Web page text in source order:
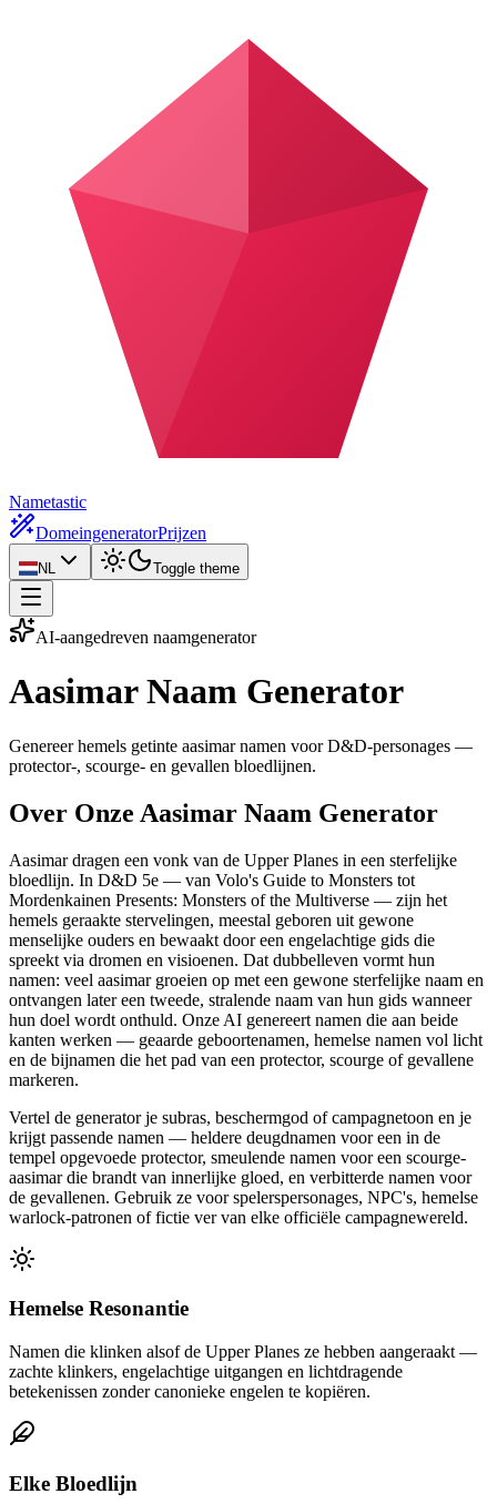
Nametastic
DomeingeneratorPrijzen
NL Toggle theme
AI-aangedreven naamgenerator
Aasimar Naam Generator
Genereer hemels getinte aasimar namen voor D&D-personages —
protector-, scourge- en gevallen bloedlijnen.
Over Onze Aasimar Naam Generator
Aasimar dragen een vonk van de Upper Planes in een sterfelijke
bloedlijn. In D&D 5e — van Volo's Guide to Monsters tot
Mordenkainen Presents: Monsters of the Multiverse — zijn het
hemels geraakte stervelingen, meestal geboren uit gewone
menselijke ouders en bewaakt door een engelachtige gids die
spreekt via dromen en visioenen. Dat dubbelleven vormt hun
namen: veel aasimar groeien op met een gewone sterfelijke naam en
ontvangen later een tweede, stralende naam van hun gids wanneer
hun doel wordt onthuld. Onze AI genereert namen die aan beide
kanten werken — geaarde geboortenamen, hemelse namen vol licht
en de bijnamen die het pad van een protector, scourge of gevallene
markeren.
Vertel de generator je subras, beschermgod of campagnetoon en je
krijgt passende namen — heldere deugdnamen voor een in de
tempel opgevoede protector, smeulende namen voor een scourge-
aasimar die brandt van innerlijke gloed, en verbitterde namen voor
de gevallenen. Gebruik ze voor spelerspersonages, NPC's, hemelse
warlock-patronen of fictie ver van elke officiële campagnewereld.
Hemelse Resonantie
Namen die klinken alsof de Upper Planes ze hebben aangeraakt —
zachte klinkers, engelachtige uitgangen en lichtdragende
betekenissen zonder canonieke engelen te kopiëren.
Elke Bloedlijn